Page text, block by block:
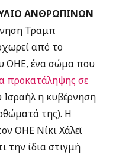
ΑΝΘΡΩΠΙΝΩΝ
Τραμπ
από το
ΟΗΕ, ένα σώμα που
προκατάληψης σε
Ισραήλ η κυβέρνηση
της). Η
ΟΗΕ Νίκι Χάλεϊ
την ίδια στιγμή